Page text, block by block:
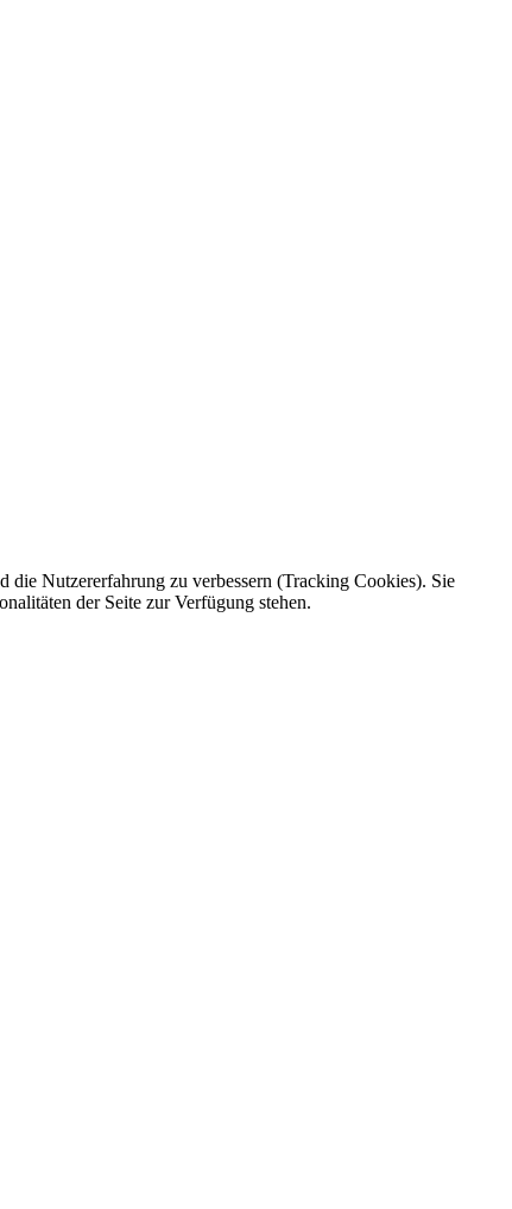
die Nutzererfahrung zu verbessern (Tracking Cookies). Sie
der Seite zur Verfügung stehen.